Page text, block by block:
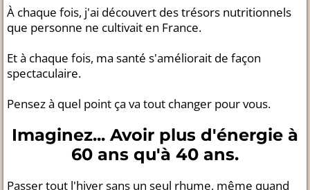
À chaque fois, j'ai découvert des trésors nutritionnels
que personne ne cultivait en France.
Et à chaque fois, ma santé s'améliorait de façon
spectaculaire.
Pensez à quel point ça va tout changer pour vous.
Imaginez... Avoir plus d'énergie à
60 ans qu'à 40 ans.
Passer tout l'hiver sans un seul rhume, même quand